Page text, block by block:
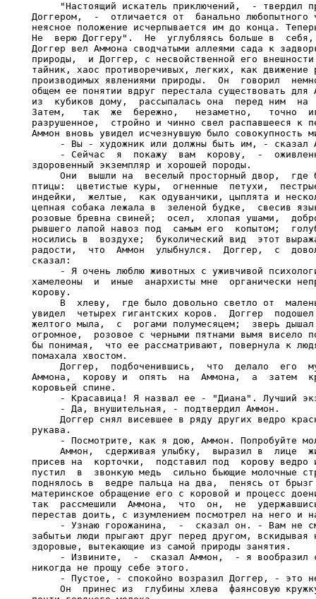
"Настоящий искатель приключений,  - твердил
Доггером,  -  отличается от  банально
неясное положение исчерпывается им до конца.
Не  верю Доггеру".  Не  углубляясь больше в  себя,
Доггер вел Аммона сводчатыми аллеями сада к
природы,  и Доггер, с несвойственной его
тайник, хаос противоречивых, легких, как движение
производимых явлениями природы.  Он  говорил
общем ее понятии вдруг перестала существовать для
из  кубиков дому,  рассыпалась она  перед ним  на
Затем,   так  же  бережно,   незаметно,   точно
разрушенное,  стройно и чинно свел распавшееся к
Аммон вновь увидел исчезнувшую было совокупность
- Вы - художник или должны быть им, - сказал
- Сейчас  я  покажу  вам  корову,  -
здоровенный экземпляр и хорошей породы.
Они  вышли на  веселый просторный двор,  где
птицы:  цветистые куры,  огненные  петухи,
индейки,  желтые,  как одуванчики, цыплята и
цепная собака лежала в  зеленой будке,  свесив
розовые бревна свиней;  осел,  хлопая ушами,
рывшего лапой навоз под  самым его  копытом;
носились в  воздухе;  буколический вид  этот
радости,  что  Аммон  улыбнулся.  Доггер,  с
сказал:
- Я очень люблю животных с уживчивой
хамелеоны  и  иные  анархисты мне  органически
корову.
В  хлеву,  где было довольно светло от
увидел  четырех гигантских коров.  Доггер
желтого мыла,  с  рогами полумесяцем;  зверь
огромное,  розовое с черными пятнами вымя висело
бы понимая,  что ее рассматривают, повернула к
помахала хвостом.
Доггер,  подбоченившись,  что  делало  его
Аммона,  корову и  опять  на  Аммона,  а  затем
коровьей спине.
- Красавица! Я назвал ее - "Диана". Лучший
     - Да, внушительная, - подтвердил Аммон.
Доггер снял висевшее в ряду других ведро
рукава.
- Посмотрите, как я дою, Аммон. Попробуйте
Аммон,  сдерживая улыбку,  выразил в  лице
присев на  корточки,  подставил под  корову
пустил  в  звонкую медь  сильно бьющие молочные
поднялось в  ведре пальца на два,  пенясь от
материнское обращение его с коровой и процесс
так  рассмешили  Аммона,  что  он,  не
перестав доить, с изумлением посмотрел на него и
- Узнаю горожанина,  -  сказал он. - Вам не
забытьи люди прыгают друг перед другом,
здоровые, вытекающие из самой природы занятия.
- Извините,  -  сказал Аммон,  - я вообразил
никогда не прощу себе этого.
- Пустое, - спокойно возразил Доггер, - это
Он  принес из  глубины хлева  фаянсовую